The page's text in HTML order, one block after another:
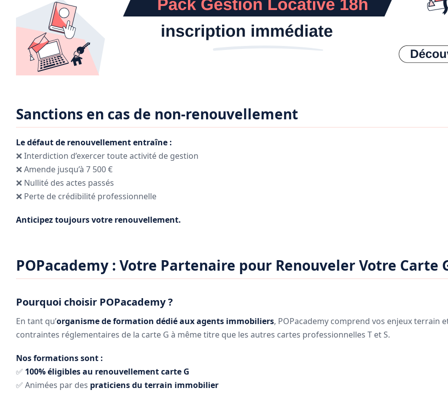
Sanctions en cas de non-renouvellement
Le défaut de renouvellement entraîne :
❌ Interdiction d’exercer toute activité de gestion
❌ Amende jusqu’à 7 500 €
❌ Nullité des actes passés
❌ Perte de crédibilité professionnelle
Anticipez toujours votre renouvellement.
POPacademy : Votre Partenaire pour Renouveler Votre Carte
Pourquoi choisir POPacademy ?
En tant qu’organisme de formation dédié aux agents immobiliers, POPacademy comprend vos enjeux terrain
contraintes réglementaires de la carte G à même titre que les autres cartes professionnelles T et S.
Nos formations sont :
✅ 100% éligibles au renouvellement carte G
✅ Animées par des praticiens du terrain immobilier